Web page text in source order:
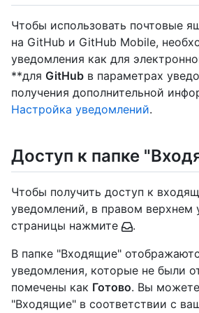
Чтобы использовать почтовые
на GitHub и GitHub Mobile,
уведомления как для
**для GitHub в параметрах
получения дополнительной
Настройка уведомлений.
Доступ к папке
Чтобы получить доступ к
уведомлений, в правом верхнем
страницы нажмите
.
В папке "Входящие"
уведомления, которые не были
помечены как Готово. Вы
"Входящие" в соответствии с